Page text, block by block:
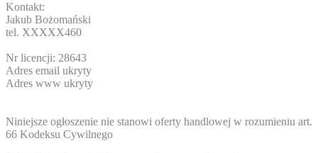
Kontakt:
Jakub Bożomański
tel. XXXXX460
Nr licencji: 28643
Adres email ukryty
Adres www ukryty
Niniejsze ogłoszenie nie stanowi oferty handlowej w rozumieniu art.
66 Kodeksu Cywilnego